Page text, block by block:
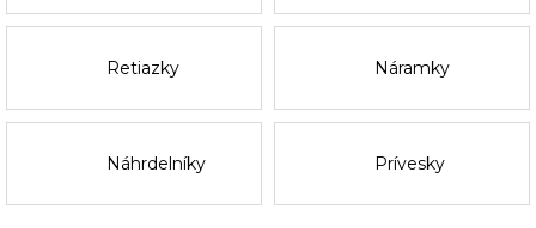
Retiazky Náramky
Náhrdelníky Prívesky